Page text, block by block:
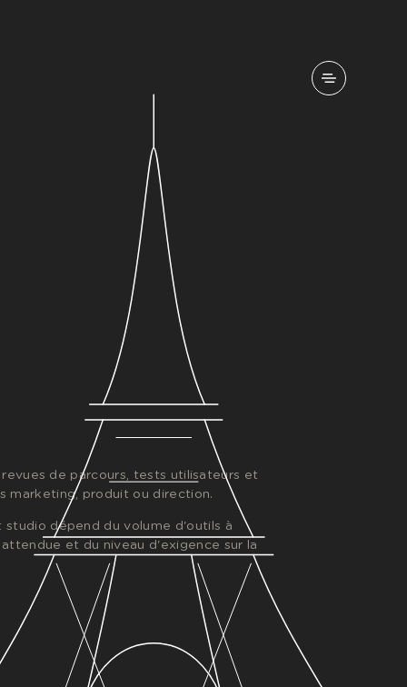
de parcours, tests utilisateurs et
marketing, produit ou direction.
dépend du volume d'outils à
et du niveau d'exigence sur la